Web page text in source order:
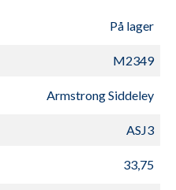
På lager
M2349
Armstrong Siddeley
ASJ3
33,75